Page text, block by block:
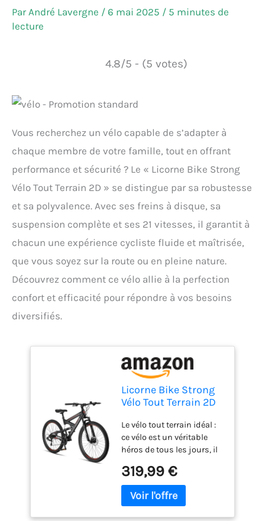
ParAndré Lavergne / 6 mai 2025 / 5 minutes de
lecture
4.8/5 - (5 votes)
Vous recherchez un vélo capable de s’adapter à
chaque membre de votre famille, tout en offrant
performance et sécurité ? Le « Licorne Bike Strong
Vélo Tout Terrain 2D » se distingue par sa robustesse
et sa polyvalence. Avec ses freins à disque, sa
suspension complète et ses 21 vitesses, il garantit à
chacun une expérience cycliste fluide et maîtrisée,
que vous soyez sur la route ou en pleine nature.
Découvrez comment ce vélo allie à la perfection
confort et efficacité pour répondre à vos besoins
diversifiés.
Licorne Bike Strong
Vélo Tout Terrain 2D
supérieure 27,5" pour
garçon Fille Femme
et Homme avec Frein
à Disque Avant et
arrière 21 Vitesses
dérailleur
Suspension
complète Noir et
Le vélo tout terrain idéal :
ce vélo est un véritable
héros de tous les jours, il
quotidien, pour aller au
travail, mais aussi pour
une excursion en
319,99 €